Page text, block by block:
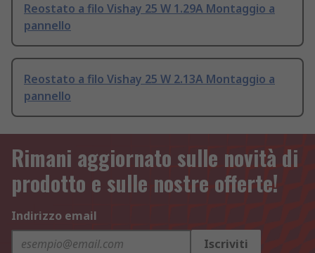
Reostato a filo Vishay 25 W 1.29A Montaggio a
pannello
Reostato a filo Vishay 25 W 2.13A Montaggio a
pannello
Rimani aggiornato sulle novità di
prodotto e sulle nostre offerte!
Indirizzo email
Iscriviti